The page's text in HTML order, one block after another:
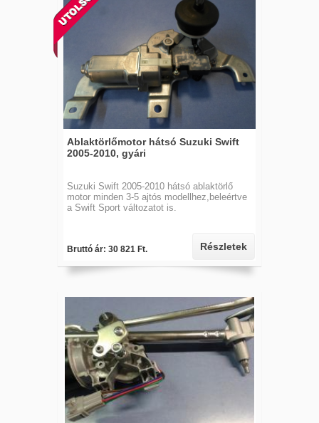
Ablaktörlőmotor hátsó Suzuki Swift
2005-2010, gyári
Suzuki Swift 2005-2010 hátsó ablaktörlő
motor minden 3-5 ajtós modellhez,beleértve
a Swift Sport változatot is.
Bruttó ár: 30 821 Ft. Részletek